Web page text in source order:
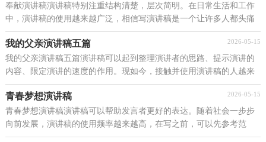
奉献演讲稿演讲稿特别注重结构清楚，层次简明。在日常生活和工作
中，演讲稿的使用越来越广泛，相信写演讲稿是一个让许多人都头痛
的问题，下面是小编为大家整理的奉献演讲稿，希望对大...
我的父亲演讲稿五篇 2026-05-15
我的父亲演讲稿五篇演讲稿可以起到整理演讲者的思路、提示演讲的
内容、限定演讲的速度的作用。现如今，接触并使用演讲稿的人越来
越多，那么你有了解过演讲稿吗？以下是小编为大家...
青春梦想演讲稿 2026-05-15
青春梦想演讲稿演讲稿可以帮助发言者更好的表达。随着社会一步步
向前发展，演讲稿的使用频率越来越高，在写之前，可以先参考范
文，下面是小编帮大家整理的青春梦想演讲稿，仅供参考，希...